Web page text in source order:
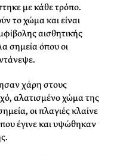
με κάθε τρόπο.
το χώμα και είναι
αισθητικής
σημεία όπου οι
χάρη στους
αλατισμένο χώμα της
οι πλαγιές κλαίνε
έγινε και υψώθηκαν